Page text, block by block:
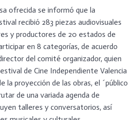
ofrecida se informó que la
recibió 283 piezas audiovisuales
y productores de 20 estados de
en 8 categorías, de acuerdo
del comité organizador, quien
de Cine Independiente Valencia
la proyección de las obras, el ´público
de una variada agenda de
talleres y conversatorios, así